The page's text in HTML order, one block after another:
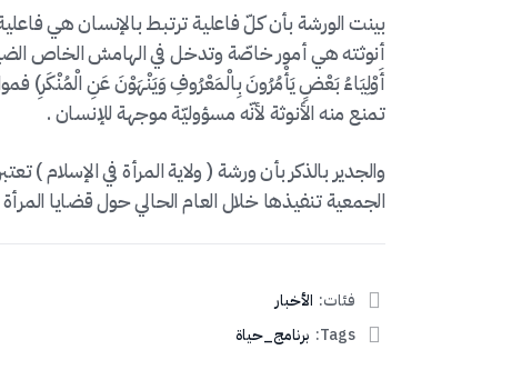
بينت الورشة بأن كلّ فاعلية ترتبط بالإنسان هي
أنوثته هي أمور خاصّة وتدخل في الهامش الخاص
أَوْلِيَاءُ بَعْضٍ يَأْمُرُونَ بِالْمَعْرُوفِ وَيَنْهَوْنَ عَنِ الْمُنْكَرِ)
تمنع منه الأنوثة لأنّه مسؤوليّة موجهة للإنسان .
والجدير بالذكر بأن ورشة ( ولاية المرأة في الإسلام )
الجمعية تنفيذها خلال العام الحالي حول قضايا المرأة
فئات: الأخبار
Tags: برنامج_حياة